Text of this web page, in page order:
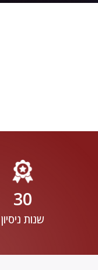
30
שנות ניסיון